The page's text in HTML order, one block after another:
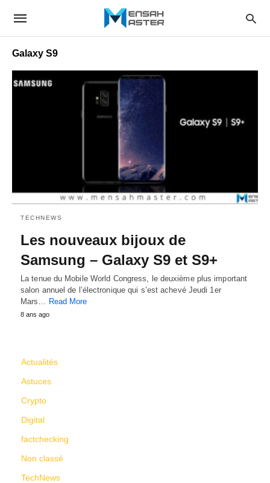
Galaxy S9
TECHNEWS
Les nouveaux bijoux de
Samsung – Galaxy S9 et S9+
La tenue du Mobile World Congress, le deuxième plus important
salon annuel de l’électronique qui s’est achevé Jeudi 1er
Mars… Read More
8 ans ago
Actualités
Astuces
Crypto
Digital
factchecking
Non classé
TechNews